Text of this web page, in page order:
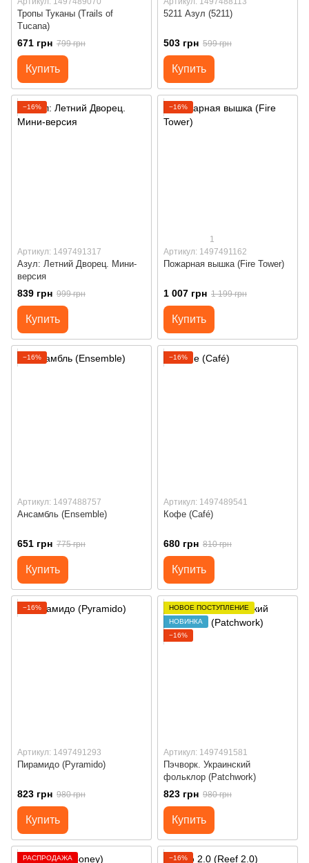
Тропы Туканы (Trails of
Tucana)
671 грн 799 грн
Купить
5211 Азул (5211)
503 грн 599 грн
Купить
−16%
Артикул: 1497491317
Азул: Летний Дворец. Мини-
версия
839 грн 999 грн
Купить
−16%
1
Артикул: 1497491162
Пожарная вышка (Fire Tower)
1 007 грн 1 199 грн
Купить
−16%
Артикул: 1497488757
Ансамбль (Ensemble)
651 грн 775 грн
Купить
−16%
Артикул: 1497489541
Кофе (Café)
680 грн 810 грн
Купить
−16%
Артикул: 1497491293
Пирамидо (Pyramido)
823 грн 980 грн
Купить
НОВОЕ ПОСТУПЛЕНИЕ
НОВИНКА
−16%
Артикул: 1497491581
Пэчворк. Украинский
фольклор (Patchwork)
823 грн 980 грн
Купить
РАСПРОДАЖА
−16%